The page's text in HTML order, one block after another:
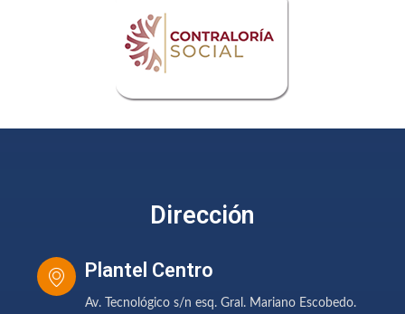
Dirección
Plantel Centro
Av. Tecnológico s/n esq. Gral. Mariano Escobedo.